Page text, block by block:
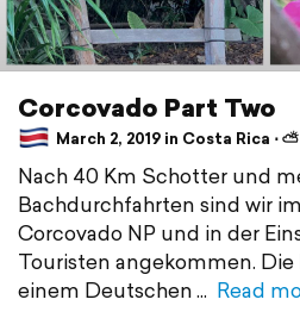
Corcovado Part Two
March 2, 2019 in Costa Rica ⋅
Nach 40 Km Schotter und
Bachdurchfahrten sind wir
Corcovado NP und in der
Touristen angekommen. Die
einem Deutschen
Read